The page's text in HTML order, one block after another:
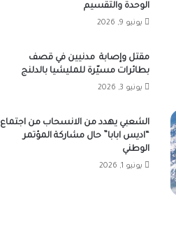
الوحدة والتقسيم
يونيو 9, 2026
مقتل وإصابة مدنيين في قصف
بطائرات مسيّرة للمليشيا بالدلنج
يونيو 3, 2026
الشعبي يهدد من الانسحاب من اجتماع
“اديس ابابا” حال مشاركة المؤتمر
الوطني
يونيو 1, 2026